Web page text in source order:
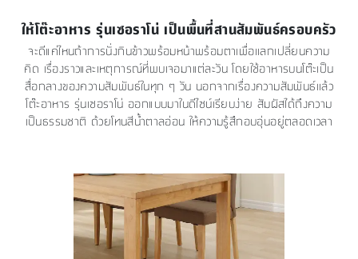
ให้โต๊ะอาหาร รุ่นเซอราโน่ เป็นพื้นที่สานสัมพันธ์ครอบครัว
จะดีแค่ไหนถ้าการนั่งกินข้าวพร้อมหน้าพร้อมตาเพื่อเเลกเปลี่ยนความ
คิด เรื่องราวและเหตุการณ์ที่พบเจอมาแต่ละวัน โดยใช้อาหารบนโต๊ะเป็น
สื่อกลางของความสัมพันธ์ในทุก ๆ วัน นอกจากเรื่องความสัมพันธ์เเล้ว
โต๊ะอาหาร รุ่นเซอราโน่ ออกแบบมาในดีไซน์เรียบง่าย สัมผัสได้ถึงความ
เป็นธรรมชาติ ด้วยโทนสีน้ำตาลอ่อน ให้ความรู้สึกอบอุ่นอยู่ตลอดเวลา